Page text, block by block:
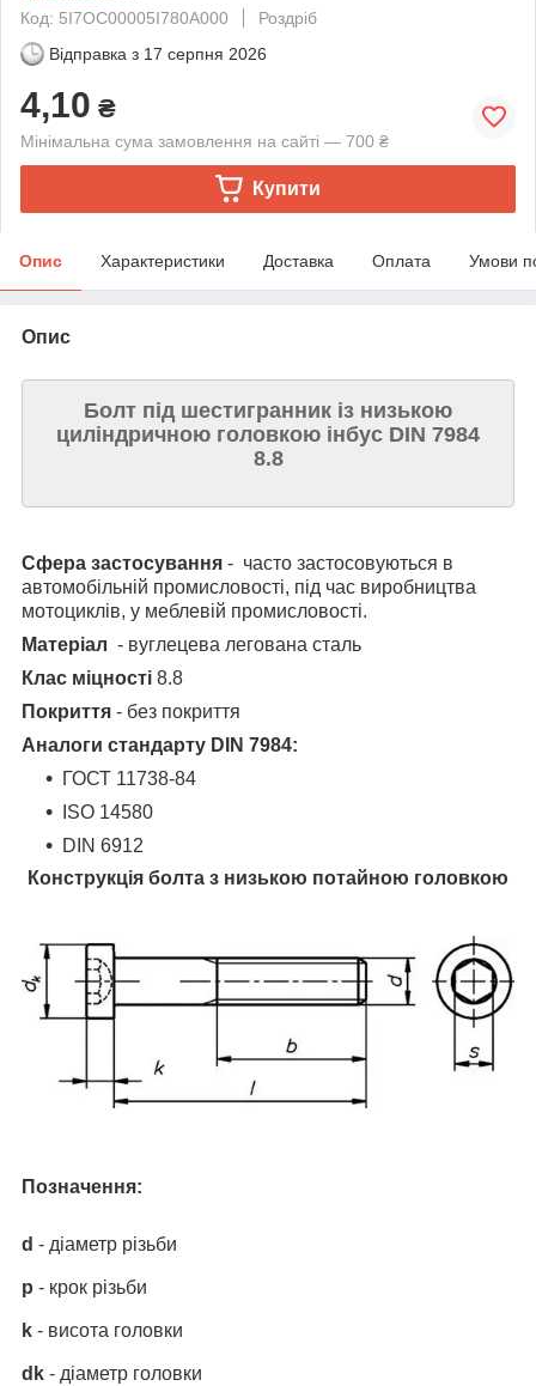
Код: 5I7OC00005I780A000
Роздріб
Відправка з 17 серпня 2026
4,10 ₴
Мінімальна сума замовлення на сайті — 700 ₴
Купити
Опис Характеристики Доставка Оплата Умови
Опис
Болт під шестигранник із низькою
циліндричною головкою інбус DIN 7984
8.8
Сфера застосування - часто застосовуються в
автомобільній промисловості, під час виробництва
мотоциклів, у меблевій промисловості.
Матеріал - вуглецева легована сталь
Клас міцності 8.8
Покриття - без покриття
Аналоги стандарту DIN 7984:
ГОСТ 11738-84
ISO 14580
DIN 6912
Конструкція болта з низькою потайною головкою
Позначення:
d - діаметр різьби
p - крок різьби
k - висота головки
dk - діаметр головки